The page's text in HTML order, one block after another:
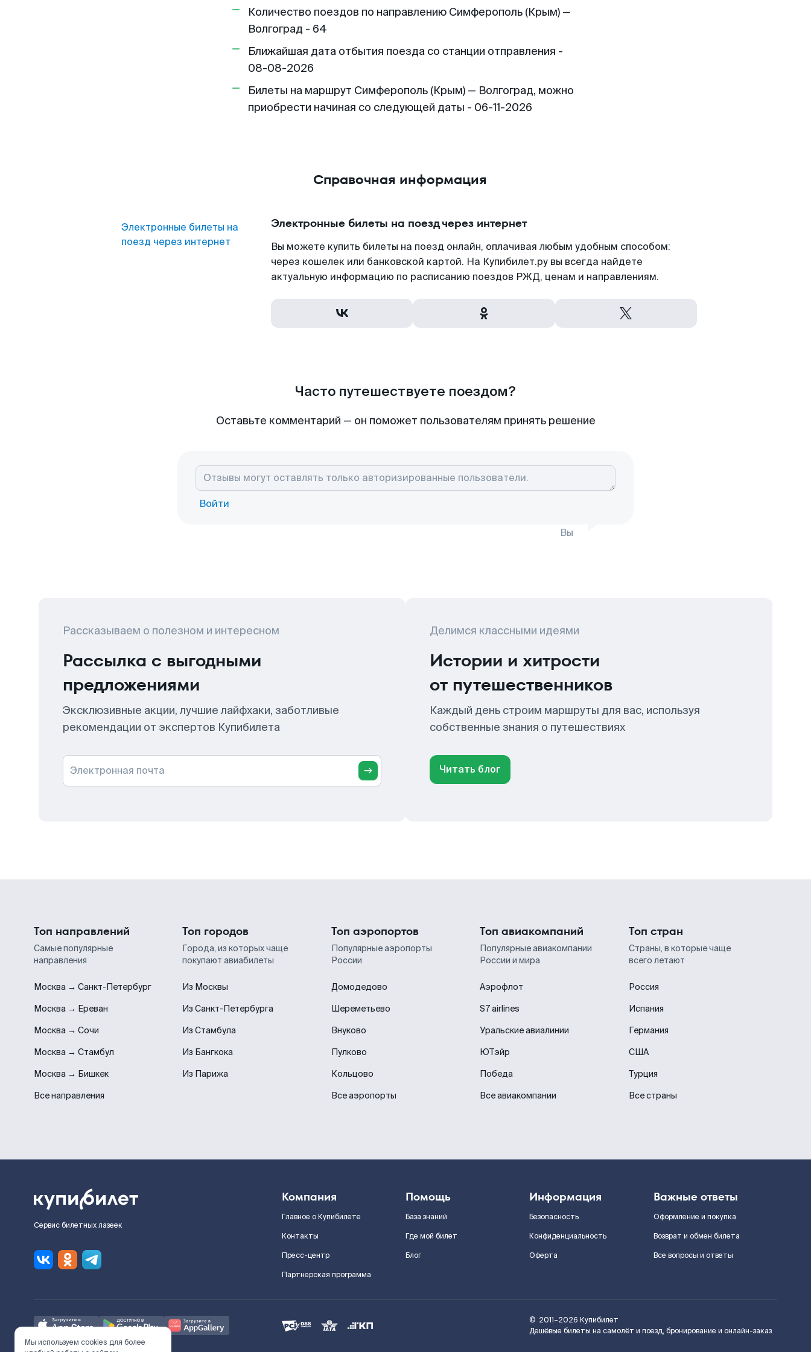
Количество поездов по направлению Симферополь (Крым) —
Волгоград - 64
Ближайшая дата отбытия поезда со станции отправления -
08-08-2026
Билеты на маршрут Симферополь (Крым) — Волгоград, можно
приобрести начиная со следующей даты - 06-11-2026
Справочная информация
Электронные билеты на
поезд через интернет
Электронные билеты на поезд через интернет
Вы можете купить билеты на поезд онлайн, оплачивая любым удобным способом:
через кошелек или банковской картой. На Купибилет.ру вы всегда найдете
актуальную информацию по расписанию поездов РЖД, ценам и направлениям.
Часто путешествуете поездом?
Оставьте комментарий — он поможет пользователям принять решение
Войти
Вы
Рассказываем о полезном и интересном
Рассылка с выгодными
предложениями
Эксклюзивные акции, лучшие лайфхаки, заботливые
рекомендации от экспертов Купибилета
Электронная почта
Делимся классными идеями
Истории и хитрости
от путешественников
Каждый день строим маршруты для вас, используя
собственные знания о путешествиях
Читать блог
Топ направлений
Самые популярные
направления
Москва → Санкт-Петербург
Москва → Ереван
Москва → Сочи
Москва → Стамбул
Москва → Бишкек
Все направления
Топ городов
Города, из которых чаще
покупают авиабилеты
Из Москвы
Из Санкт-Петербурга
Из Стамбула
Из Бангкока
Из Парижа
Топ аэропортов
Популярные аэропорты
России
Домодедово
Шереметьево
Внуково
Пулково
Кольцово
Все аэропорты
Топ авиакомпаний
Популярные авиакомпании
России и мира
Аэрофлот
S7 airlines
Уральские авиалинии
ЮТэйр
Победа
Все авиакомпании
Топ стран
Страны, в которые чаще
всего летают
Россия
Испания
Германия
США
Турция
Все страны
Сервис билетных лазеек
Компания
Главное о Купибилете
Контакты
Пресс-центр
Партнерская программа
Помощь
База знаний
Где мой билет
Блог
Информация
Безопасность
Конфиденциальность
Оферта
Важные ответы
Оформление и покупка
Возврат и обмен билета
Все вопросы и ответы
© 2011–2026 Купибилет
Дешёвые билеты на самолёт и поезд, бронирование и онлайн-заказ
Мы используем cookies для более